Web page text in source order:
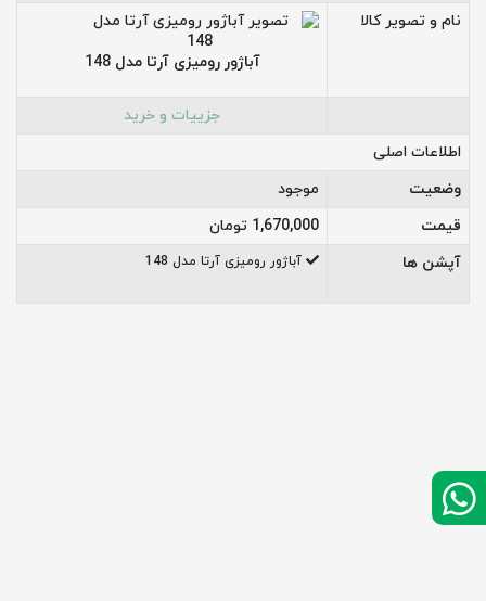
نام و تصویر کالا
آباژور رومیزی آرتا مدل 148
جزییات و خرید
اطلاعات اصلی
وضعیت
موجود
قیمت
1,670,000 تومان
آپشن ها
آباژور رومیزی آرتا مدل 148